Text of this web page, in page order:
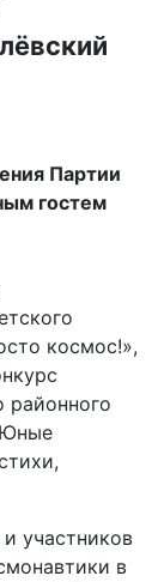
Партии
гостем
космос!»,
районного
Юные
участников
в